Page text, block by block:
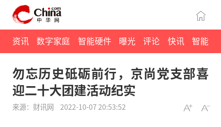
资讯 数字家庭 智能硬件 曝光 评论 快讯 智能
勿忘历史砥砺前行，京尚党支部喜
迎二十大团建活动纪实
来源：财讯网 2022-10-07 20:53:52